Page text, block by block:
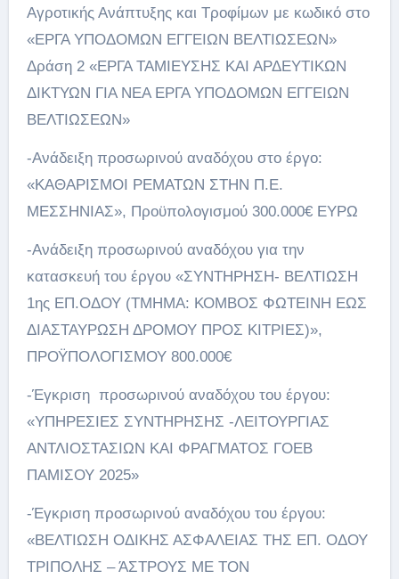
Αγροτικής Ανάπτυξης και Τροφίμων με κωδικό στο
«ΕΡΓΑ ΥΠΟΔΟΜΩΝ ΕΓΓΕΙΩΝ ΒΕΛΤΙΩΣΕΩΝ»
Δράση 2 «ΕΡΓΑ ΤΑΜΙΕΥΣΗΣ ΚΑΙ ΑΡΔΕΥΤΙΚΩΝ
ΔΙΚΤΥΩΝ ΓΙΑ ΝΕΑ ΕΡΓΑ ΥΠΟΔΟΜΩΝ ΕΓΓΕΙΩΝ
ΒΕΛΤΙΩΣΕΩΝ»
-Ανάδειξη προσωρινού αναδόχου στο έργο:
«ΚΑΘΑΡΙΣΜΟΙ ΡΕΜΑΤΩΝ ΣΤΗΝ Π.Ε.
ΜΕΣΣΗΝΙΑΣ», Προϋπολογισμού 300.000€ ΕΥΡΩ
-Ανάδειξη προσωρινού αναδόχου για την
κατασκευή του έργου «ΣΥΝΤΗΡΗΣΗ- ΒΕΛΤΙΩΣΗ
1ης ΕΠ.ΟΔΟΥ (ΤΜΗΜΑ: ΚΟΜΒΟΣ ΦΩΤΕΙΝΗ ΕΩΣ
ΔΙΑΣΤΑΥΡΩΣΗ ΔΡΟΜΟΥ ΠΡΟΣ ΚΙΤΡΙΕΣ)»,
ΠΡΟΫΠΟΛΟΓΙΣΜΟΥ 800.000€
-Έγκριση προσωρινού αναδόχου του έργου:
«ΥΠΗΡΕΣΙΕΣ ΣΥΝΤΗΡΗΣΗΣ -ΛΕΙΤΟΥΡΓΙΑΣ
ΑΝΤΛΙΟΣΤΑΣΙΩΝ ΚΑΙ ΦΡΑΓΜΑΤΟΣ ΓΟΕΒ
ΠΑΜΙΣΟΥ 2025»
-Έγκριση προσωρινού αναδόχου του έργου:
«ΒΕΛΤΙΩΣΗ ΟΔΙΚΗΣ ΑΣΦΑΛΕΙΑΣ ΤΗΣ ΕΠ. ΟΔΟΥ
ΤΡΙΠΟΛΗΣ – ΆΣΤΡΟΥΣ ΜΕ ΤΟΝ